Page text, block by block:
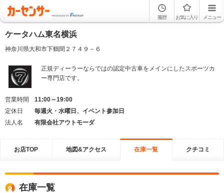
履歴 お気に入り メニュー
ケータハム東名横浜
神奈川県大和市下鶴間２７４９－６
正規ディーラーならではの認定中古車をメインにしたスポーツカ
ー専門店です。
営業時間
11:00～19:00
定休日
毎週火・水曜日、イベント参加日
法人名
有限会社アウトモーダ
お店TOP 地図&アクセス 在庫一覧 クチコミ
在庫一覧